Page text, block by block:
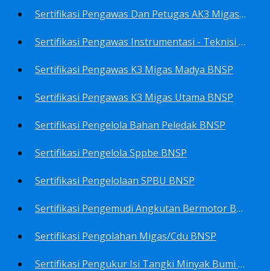
Sertifikasi Pengawas Dan Petugas AK3 Migas BNSP
Sertifikasi Pengawas Instrumentasi - Teknisi Instrumentasi Tingkat 1 Dan 2 BNSP
Sertifikasi Pengawas K3 Migas Madya BNSP
Sertifikasi Pengawas K3 Migas Utama BNSP
Sertifikasi Pengelola Bahan Peledak BNSP
Sertifikasi Pengelola Sppbe BNSP
Sertifikasi Pengelolaan SPBU BNSP
Sertifikasi Pengemudi Angkutan Bermotor BNSP
Sertifikasi Pengolahan Migas/Cdu BNSP
Sertifikasi Pengukur Isi Tangki Minyak Bumi Dan Hasil Olahan BNSP